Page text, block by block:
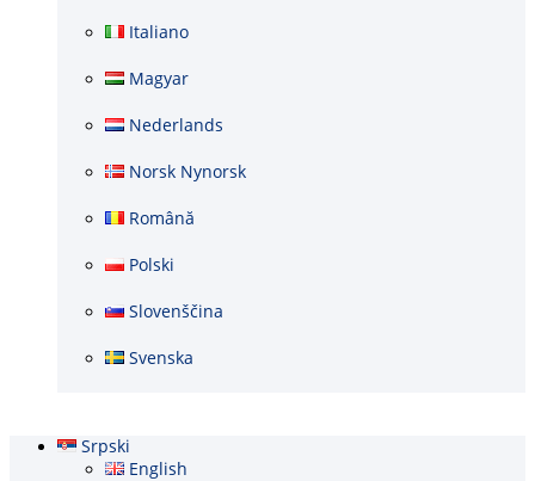
Italiano
Magyar
Nederlands
Norsk Nynorsk
Română
Polski
Slovenščina
Svenska
Srpski
English